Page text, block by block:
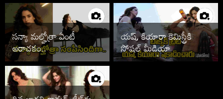
సన్యా మల్హోత్రా ఏంటీ
అరాచకం..
యష్, కియారా కెమిస్ట్రీకి
సోషల్ మీడియా
తగలడిపోతోందిగా..